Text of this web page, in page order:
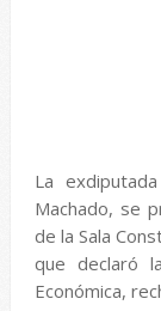
La
Machado, se
de la Sala
que declaró
Económica,